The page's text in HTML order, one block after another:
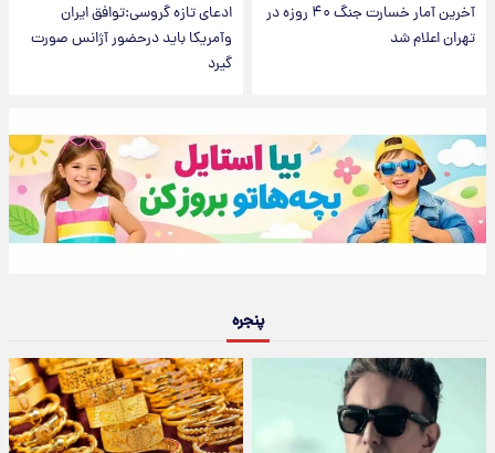
آخرین آمار خسارت جنگ ۴۰ روزه در
تهران اعلام شد
ادعای تازه گروسی:توافق ایران
وآمریکا باید درحضور آژانس صورت
گیرد
پنجره